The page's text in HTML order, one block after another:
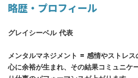
略歴・プロフィール
グレイシーベル 代表
メンタルマネジメント = 感情やストレス
心に余裕が生まれ、その結果コミュニケ